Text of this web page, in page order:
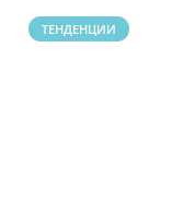
ТЕНДЕНЦИИ